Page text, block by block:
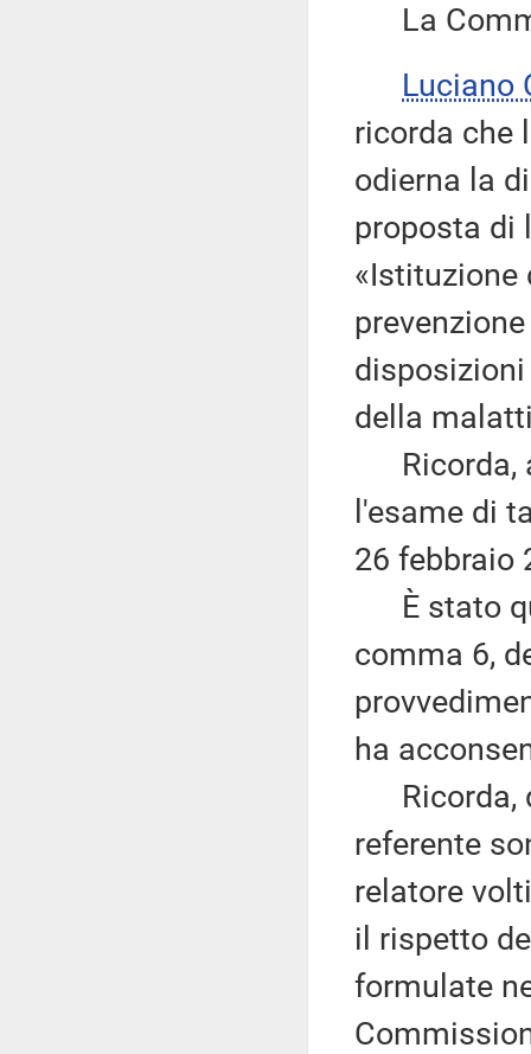
La
Luciano
ricorda che
odierna la
proposta di
«Istituzione
della
Ricorda,
l'esame di
26 febbraio
È stato
comma 6,
ha
Ricorda,
referente
relatore
il rispetto
formulate